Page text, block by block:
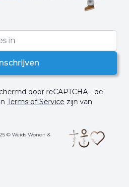
Inschrijven
door reCAPTCHA - de
Terms of Service zijn van
© Weids Wonen &